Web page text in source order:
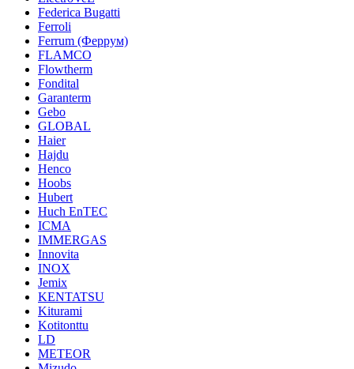
Federica Bugatti
Ferroli
Ferrum (Феррум)
FLAMCO
Flowtherm
Fondital
Garanterm
Gebo
GLOBAL
Haier
Hajdu
Henco
Hoobs
Hubert
Huch EnTEC
ICMA
IMMERGAS
Innovita
INOX
Jemix
KENTATSU
Kiturami
Kotitonttu
LD
METEOR